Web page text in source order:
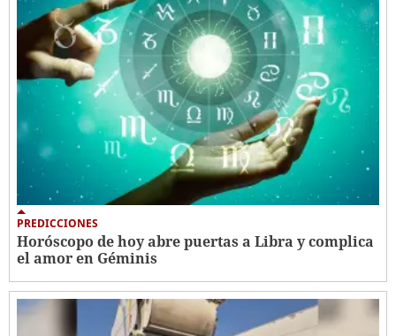
PREDICCIONES
Horóscopo de hoy abre puertas a Libra y complica
el amor en Géminis